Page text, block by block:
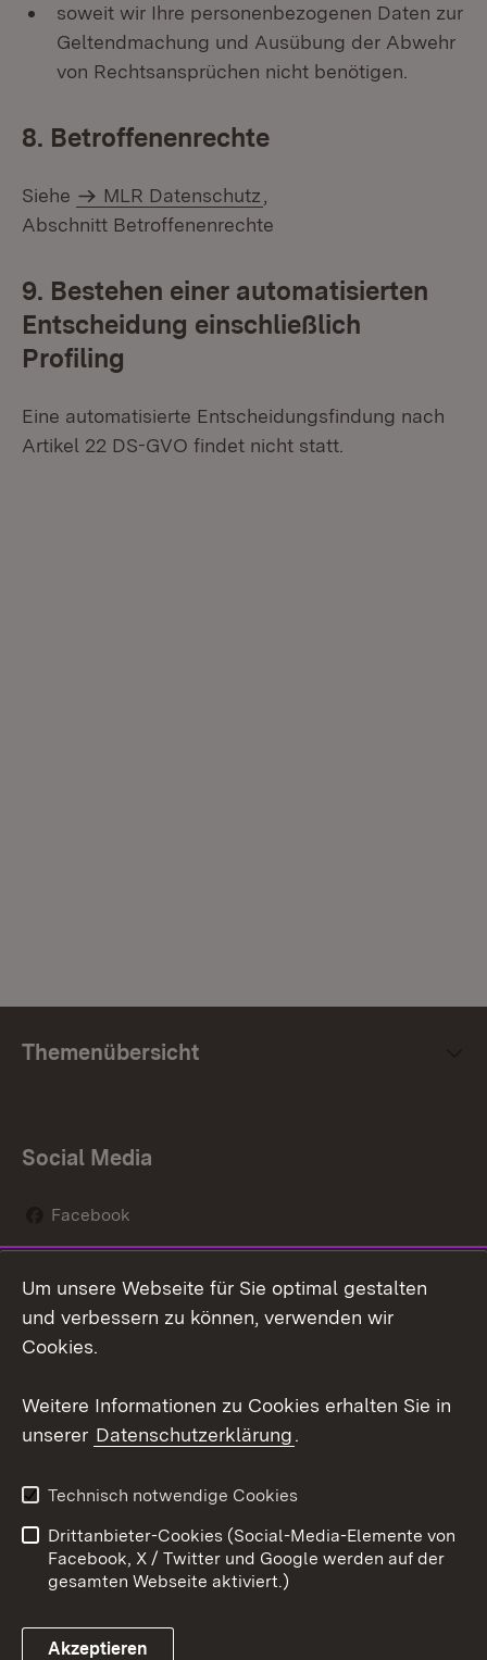
soweit wir Ihre personenbezogenen Daten zur
Geltendmachung und Ausübung der Abwehr
von Rechtsansprüchen nicht benötigen.
8. Betroffenenrechte
Siehe MLR Datenschutz
Abschnitt Betroffenenrechte
9. Bestehen einer automatisierten
Entscheidung einschließlich
Profiling
Eine automatisierte Entscheidungsfindung nach
Artikel 22 DS-GVO findet nicht statt.
Themenübersicht
Social Media
Facebook
Social Wall
Youtube
Kontakt
Datenschutz
Barrierefreiheit
Impressum Cookies
Um unsere Webseite für Sie optimal gestalten
und verbessern zu können, verwenden wir
Cookies.
Weitere Informationen zu Cookies erhalten Sie in
unserer Datenschutzerklärung.
Technisch notwendige Cookies
Drittanbieter-Cookies (Social-Media-Elemente von
Facebook, X / Twitter und Google werden auf der
gesamten Webseite aktiviert.)
Akzeptieren